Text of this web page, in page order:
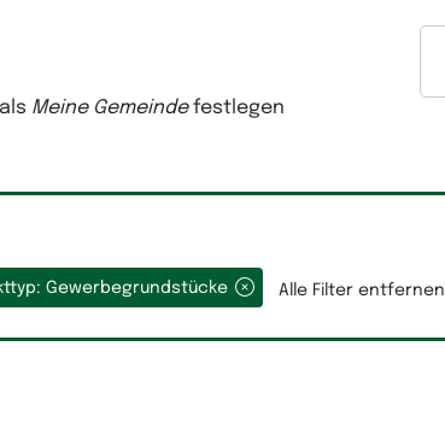
als Meine Gemeindefestlegen
Gewerbegrundstücke Alle Filter entfernen